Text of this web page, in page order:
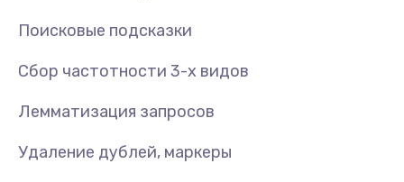
Поисковые подсказки
Сбор частотности 3-х видов
Лемматизация запросов
Удаление дублей, маркеры